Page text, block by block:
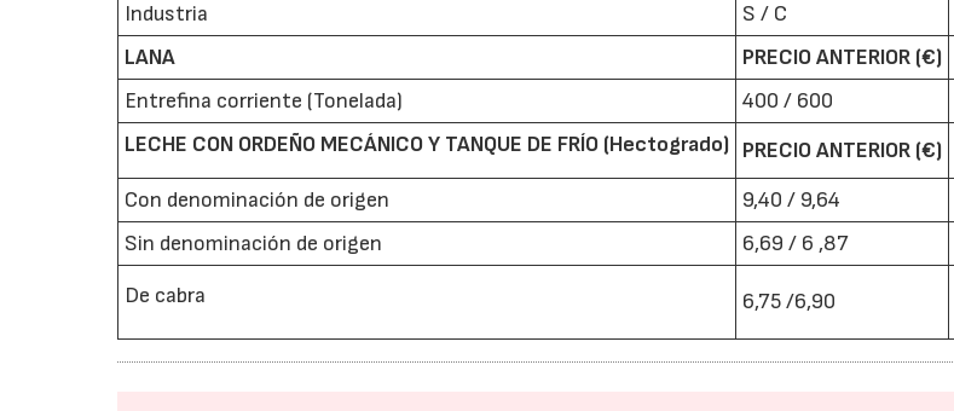
Industria
S / C
LANA
PRECIO ANTERIOR (€)
Entrefina corriente (Tonelada)
400 / 600
LECHE CON ORDEÑO MECÁNICO Y TANQUE DE FRÍO (Hectogrado) PRECIO ANTERIOR (€)
Con denominación de origen
9,40 / 9,64
Sin denominación de origen
6,69 / 6 ,87
De cabra 6,75 /6,90